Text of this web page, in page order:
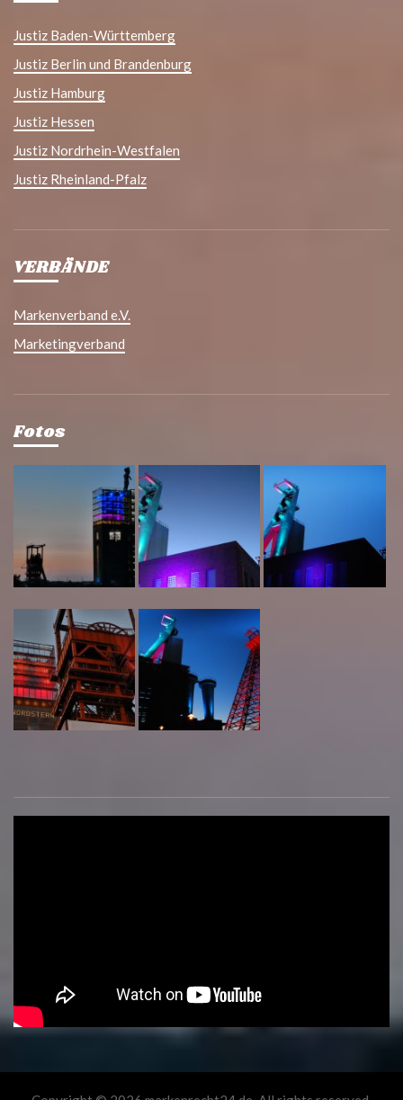
Justiz Baden-Württemberg
Justiz Berlin und Brandenburg
Justiz Hamburg
Justiz Hessen
Justiz Nordrhein-Westfalen
Justiz Rheinland-Pfalz
VERBÄNDE
Markenverband e.V.
Marketingverband
Fotos